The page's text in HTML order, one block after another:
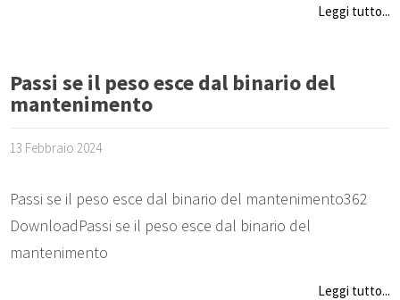
Leggi tutto...
Passi se il peso esce dal binario del
mantenimento
13 Febbraio 2024
Passi se il peso esce dal binario del mantenimento362
DownloadPassi se il peso esce dal binario del
mantenimento
Leggi tutto...